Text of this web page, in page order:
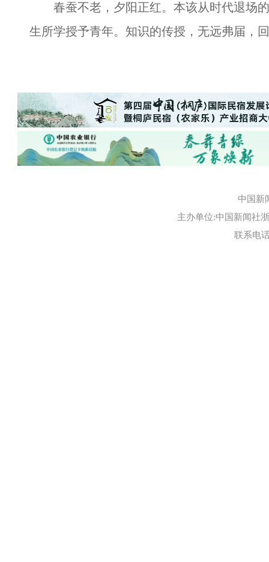
春蚕不老，夕阳正红。本该从时代退场的
生所学授予青年。知识的传授，无远弗届，
中国新
主办单位:中国新闻社
联系电